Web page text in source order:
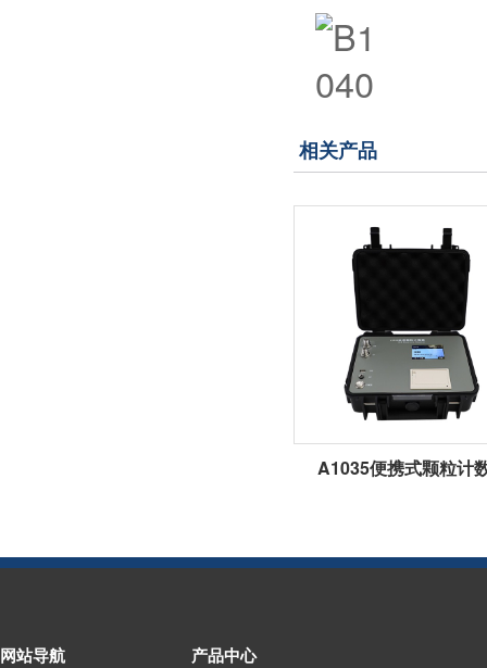
相关产品
A1035便携式颗粒计
网站导航 产品中心